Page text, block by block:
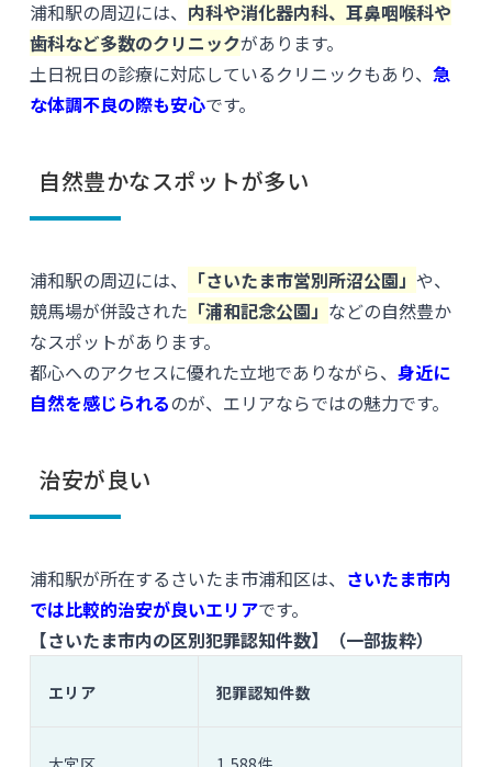
浦和駅の周辺には、 内科や消化器内科、耳鼻咽喉科や
歯科など多数のクリニックがあります。
土日祝日の診療に対応しているクリニックもあり、 急
な体調不良の際も安心です。
自然豊かなスポットが多い
浦和駅の周辺には、 「さいたま市営別所沼公園」 や、
競馬場が併設された 「浦和記念公園」 などの自然豊か
なスポットがあります。
都心へのアクセスに優れた立地でありながら、 身近に
自然を感じられるのが、エリアならではの魅力です。
治安が良い
浦和駅が所在するさいたま市浦和区は、 さいたま市内
では比較的治安が良いエリアです。
【さいたま市内の区別犯罪認知件数】（一部抜粋）
エリア 犯罪認知件数